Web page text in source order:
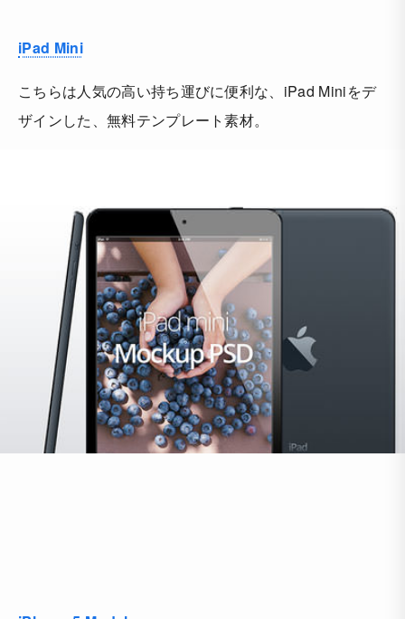
iPad Mini
こちらは人気の高い持ち運びに便利な、iPad Miniをデ
ザインした、無料テンプレート素材。